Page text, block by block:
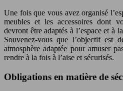
Une fois que vous avez organisé
meubles et les accessoires dont
devront être adaptés à l’espace et à
Souvenez-vous que l’objectif est
atmosphère adaptée pour amuser
rendre à la fois à l’aise et sécurisés.
Obligations en matière de